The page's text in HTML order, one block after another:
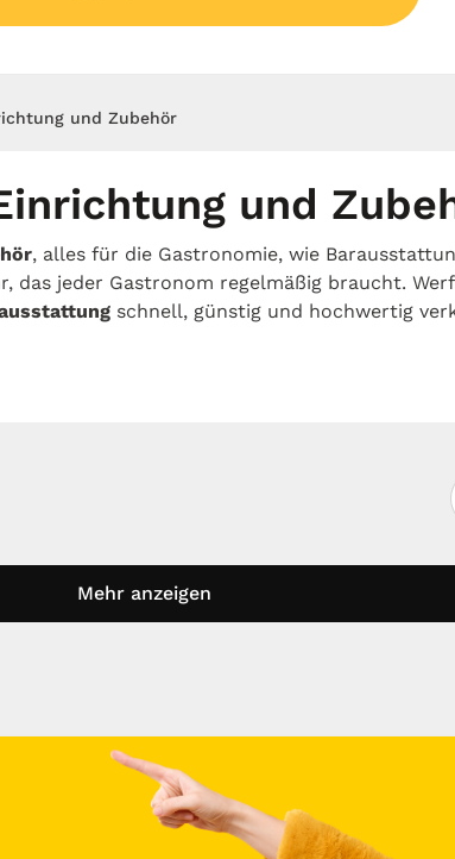
und Zubehör
und
, alles für die Gastronomie, wie
das jeder Gastronom regelmäßig braucht.
schnell, günstig und hochwertig
Mehr anzeigen